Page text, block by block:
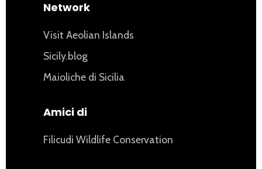
Network
Visit Aeolian Islands
Sicily.blog
Maioliche di Sicilia
Amici di
Filicudi Wildlife Conservation